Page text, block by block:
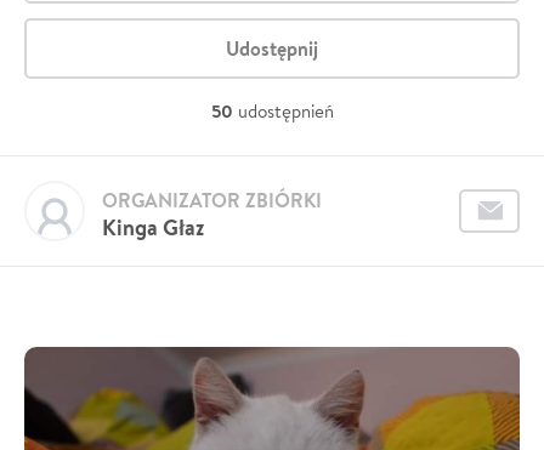
Udostępnij
50 udostępnień
Kinga Głaz
ORGANIZATOR ZBIÓRKI